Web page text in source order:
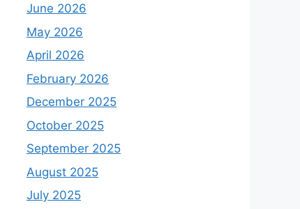
June 2026
May 2026
April 2026
February 2026
December 2025
October 2025
September 2025
August 2025
July 2025